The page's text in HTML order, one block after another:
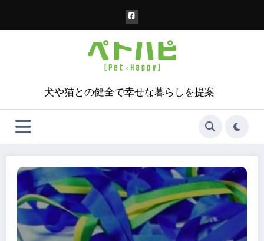
犬や猫との健全で幸せな暮らしを提案